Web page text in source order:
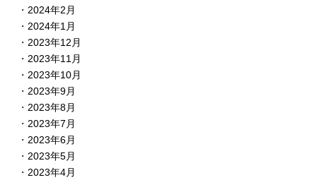
2024年2月
2024年1月
2023年12月
2023年11月
2023年10月
2023年9月
2023年8月
2023年7月
2023年6月
2023年5月
2023年4月